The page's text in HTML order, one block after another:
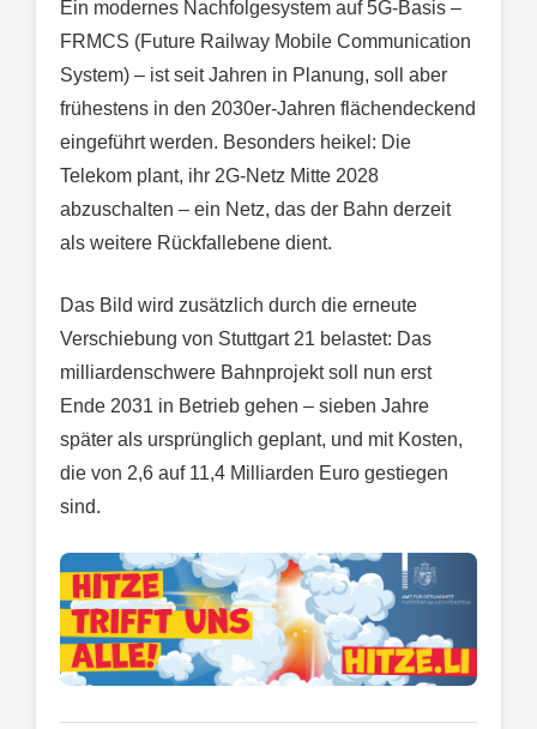
Ein modernes Nachfolgesystem auf 5G-Basis –
FRMCS (Future Railway Mobile Communication
System) – ist seit Jahren in Planung, soll aber
frühestens in den 2030er-Jahren flächendeckend
eingeführt werden. Besonders heikel: Die
Telekom plant, ihr 2G-Netz Mitte 2028
abzuschalten – ein Netz, das der Bahn derzeit
als weitere Rückfallebene dient.
Das Bild wird zusätzlich durch die erneute
Verschiebung von Stuttgart 21 belastet: Das
milliardenschwere Bahnprojekt soll nun erst
Ende 2031 in Betrieb gehen – sieben Jahre
später als ursprünglich geplant, und mit Kosten,
die von 2,6 auf 11,4 Milliarden Euro gestiegen
sind.